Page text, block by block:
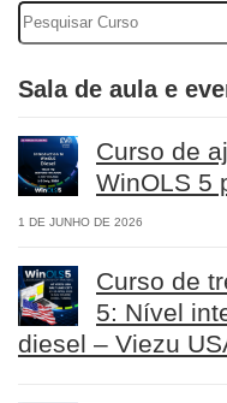
Sala de aula e
Curso de
WinOLS 5
1 DE JUNHO DE 2026
Curso de
5: Nível
diesel – Viezu